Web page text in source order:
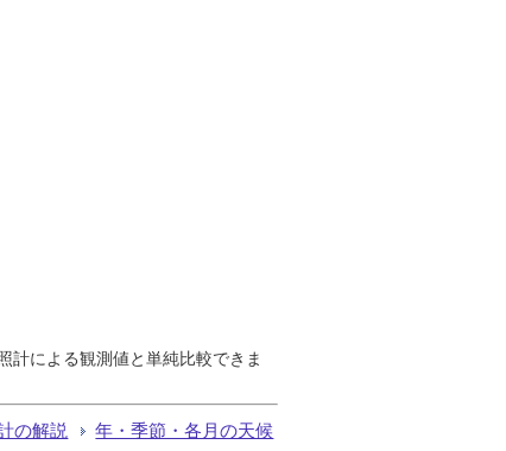
計による観測値と単純比較できま
の解説 年・季節・各月の天候